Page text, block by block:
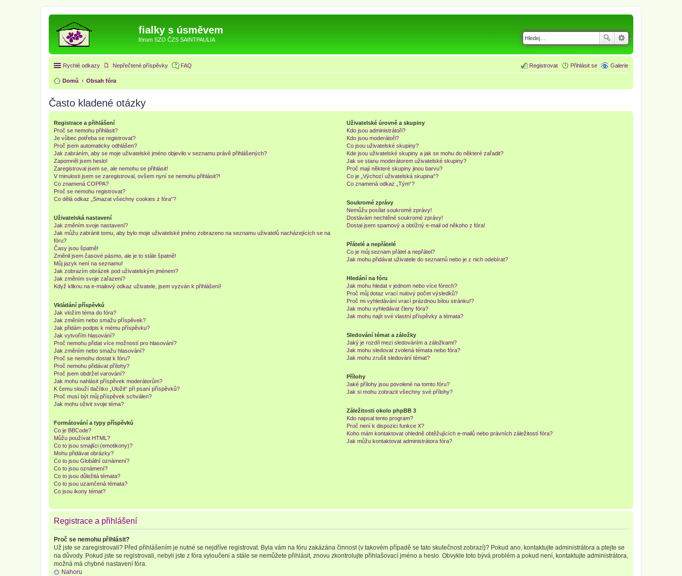
fialky s úsměvem
fórum SZO ČZS SAINTPAULIA
Rychlé odkazy Nepřečtené příspěvky Galerie
FAQ Přihlásit se
Registrovat
Domů Obsah fóra
Často kladené otázky
Registrace a přihlášení
Proč se nemohu přihlásit?
Je vůbec potřeba se registrovat?
Proč jsem automaticky odhlášen?
Jak zabráním, aby se moje uživatelské jméno objevilo v seznamu právě přihlášených?
Zapomněl jsem heslo!
Zaregistroval jsem se, ale nemohu se přihlásit!
V minulosti jsem se zaregistroval, ovšem nyní se nemohu přihlásit?!
Co znamená COPPA?
Proč se nemohu registrovat?
Co dělá odkaz „Smazat všechny cookies z fóra“?
Uživatelská nastavení
Jak změním svoje nastavení?
Jak můžu zabránit tomu, aby bylo moje uživatelské jméno zobrazeno na seznamu uživatelů nacházejících se na
fóru?
Časy jsou špatně!
Změnil jsem časové pásmo, ale je to stále špatně!
Můj jazyk není na seznamu!
Jak zobrazím obrázek pod uživatelským jménem?
Jak změním svoje zařazení?
Když kliknu na e-mailový odkaz uživatele, jsem vyzván k přihlášení!
Vkládání příspěvků
Jak vložím téma do fóra?
Jak změním nebo smažu příspěvek?
Jak přidám podpis k mému příspěvku?
Jak vytvořím hlasování?
Proč nemohu přidat více možností pro hlasování?
Jak změním nebo smažu hlasování?
Proč se nemohu dostat k fóru?
Proč nemohu přidávat přílohy?
Proč jsem obdržel varování?
Jak mohu nahlásit příspěvek moderátorům?
K čemu slouží tlačítko „Uložit“ při psaní příspěvků?
Proč musí být můj příspěvek schválen?
Jak mohu oživit svoje téma?
Formátování a typy příspěvků
Co je BBCode?
Můžu používat HTML?
Co to jsou smajlíci (emotikony)?
Mohu přidávat obrázky?
Co to jsou Globální oznámení?
Co to jsou oznámení?
Co to jsou důležitá témata?
Co to jsou uzamčená témata?
Co jsou ikony témat?
Uživatelské úrovně a skupiny
Kdo jsou administrátoři?
Kdo jsou moderátoři?
Co jsou uživatelské skupiny?
Kde jsou uživatelské skupiny a jak se mohu do některé zařadit?
Jak se stanu moderátorem uživatelské skupiny?
Proč mají některé skupiny jinou barvu?
Co je „Výchozí uživatelská skupina“?
Co znamená odkaz „Tým“?
Soukromé zprávy
Nemůžu posílat soukromé zprávy!
Dostávám nechtěné soukromé zprávy!
Dostal jsem spamový a obtížný e-mail od někoho z fóra!
Přátelé a nepřátelé
Co je můj seznam přátel a nepřátel?
Jak mohu přidávat uživatele do seznamů nebo je z nich odebírat?
Hledání na fóru
Jak mohu hledat v jednom nebo více fórech?
Proč můj dotaz vrací nulový počet výsledků?
Proč mi vyhledávání vrací prázdnou bílou stránku!?
Jak mohu vyhledávat členy fóra?
Jak mohu najít své vlastní příspěvky a témata?
Sledování témat a záložky
Jaký je rozdíl mezi sledováním a záložkami?
Jak mohu sledovat zvolená témata nebo fóra?
Jak mohu zrušit sledování témat?
Přílohy
Jaké přílohy jsou povolené na tomto fóru?
Jak si mohu zobrazit všechny své přílohy?
Záležitosti okolo phpBB 3
Kdo napsal tento program?
Proč není k dispozici funkce X?
Koho mám kontaktovat ohledně obtěžujících e-mailů nebo právních záležitostí fóra?
Jak můžu kontaktovat administrátora fóra?
Registrace a přihlášení
Proč se nemohu přihlásit?
Už jste se zaregistrovali? Před přihlášením je nutné se nejdříve registrovat. Byla vám na fóru zakázána činnost (v takovém případě se tato skutečnost zobrazí)? Pokud ano, kontaktujte administrátora a ptejte se
na důvody. Pokud jste se registrovali, nebyli jste z fóra vyloučeni a stále se nemůžete přihlásit, znovu zkontrolujte přihlašovací jméno a heslo. Obvykle toto bývá problém a pokud není, kontaktujte administrátora,
možná má chybné nastavení fóra.
Nahoru